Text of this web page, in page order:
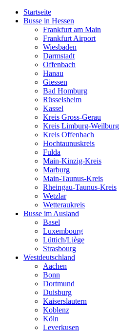
Startseite
Busse in Hessen
Frankfurt am Main
Frankfurt Airport
Wiesbaden
Darmstadt
Offenbach
Hanau
Giessen
Bad Homburg
Rüsselsheim
Kassel
Kreis Gross-Gerau
Kreis Limburg-Weilburg
Kreis Offenbach
Hochtaunuskreis
Fulda
Main-Kinzig-Kreis
Marburg
Main-Taunus-Kreis
Rheingau-Taunus-Kreis
Wetzlar
Wetteraukreis
Busse im Ausland
Basel
Luxembourg
Lüttich/Liège
Strasbourg
Westdeutschland
Aachen
Bonn
Dortmund
Duisburg
Kaiserslautern
Koblenz
Köln
Leverkusen